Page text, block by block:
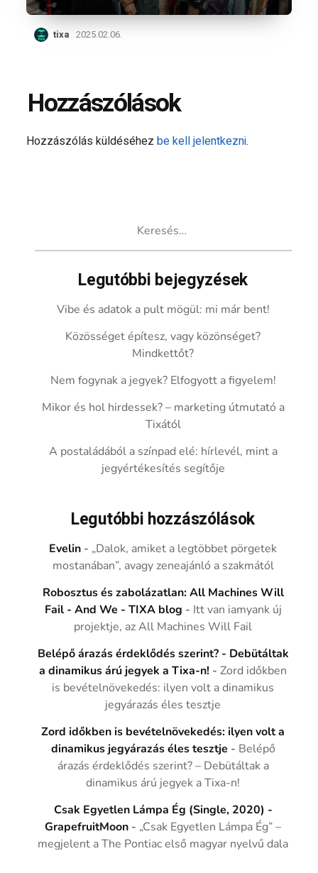
tixa 2025.02.06.
Hozzászólások
Hozzászólás küldéséhezbe kell jelentkezni.
Legutóbbi bejegyzések
Vibe és adatok a pult mögül: mi már bent!
Közösséget építesz, vagy közönséget?
Mindkettőt?
Nem fogynak a jegyek? Elfogyott a figyelem!
Mikor és hol hirdessek? – marketing útmutató a
Tixától
A postaládából a színpad elé: hírlevél, mint a
jegyértékesítés segítője
Legutóbbi hozzászólások
Evelin - „Dalok, amiket a legtöbbet pörgetek
mostanában”, avagy zeneajánló a szakmától
Robosztus és zabolázatlan: All Machines Will
Fail - And We - TIXA blog - Itt van iamyank új
projektje, az All Machines Will Fail
Belépő árazás érdeklődés szerint? - Debütáltak
a dinamikus árú jegyek a Tixa-n! -Zord időkben
is bevételnövekedés: ilyen volt a dinamikus
jegyárazás éles tesztje
Zord időkben is bevételnövekedés: ilyen volt a
dinamikus jegyárazás éles tesztje - Belépő
árazás érdeklődés szerint? – Debütáltak a
dinamikus árú jegyek a Tixa-n!
Csak Egyetlen Lámpa Ég (Single, 2020) -
GrapefruitMoon - „Csak Egyetlen Lámpa Ég” –
megjelent a The Pontiac első magyar nyelvű dala